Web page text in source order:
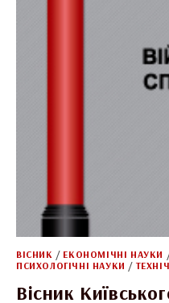
ВІСНИК / ЕКОНОМІЧНІ НАУКИ
ПСИХОЛОГІЧНІ НАУКИ /
Вісник